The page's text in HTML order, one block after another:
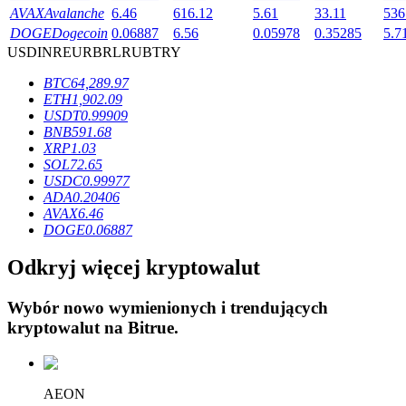
Blokady BTR
Ekskluzywne inwestycje dla posiadaczy BTR
Pożyczki
Usługa pożyczek wspieranych kryptowalutami
AVAXAvalanche 6.46 616.12 5.61 33.11
DOGEDogecoin 0.06887 6.56 0.05978 0.35285
USDINREURBRLRUBTRY
BTC64,289.97
ETH1,902.09
USDT0.99909
BNB591.68
XRP1.03
SOL72.65
USDC0.99977
ADA0.20406
AVAX6.46
DOGE0.06887
Odkryj więcej kryptowalut
Wybór nowo wymienionych i trendujących
kryptowalut na Bitrue.
AEON